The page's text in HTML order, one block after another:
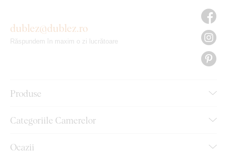
Produse
Categoriile Camerelor
Ocazii
dublez@dublez.ro
Răspundem în maxim o zi lucrătoare